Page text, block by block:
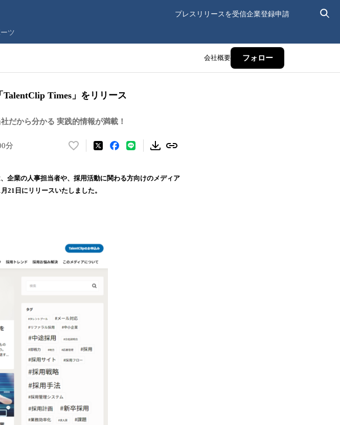
プレスリリースを受信企業登録申請
ツ
会社概要 フォロー
Times」をリリース
だから分かる 実践的情報が満載！
分
い
！
数
み
中
で
企業の人事担当者や、採用活動に関わる方向けのメディア
21日にリリースいたしました。